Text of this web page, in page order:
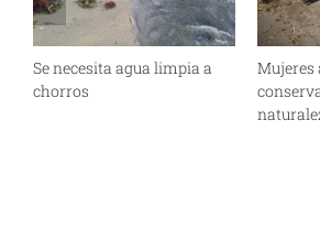
Se necesita agua limpia a
chorros
Mujeres